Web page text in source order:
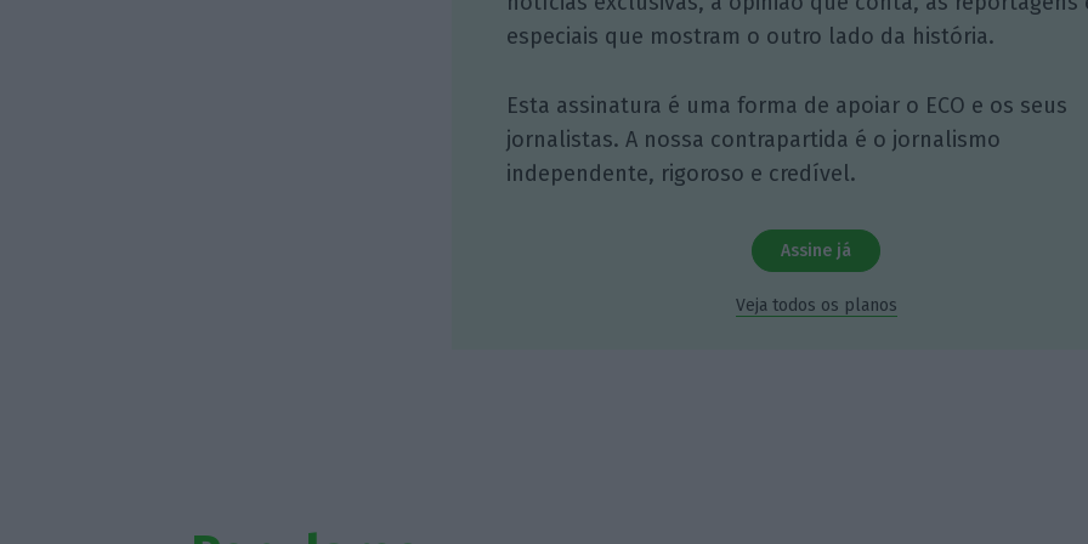
especiais que mostram o outro lado da história.
Esta assinatura é uma forma de apoiar o ECO e os seus
jornalistas. A nossa contrapartida é o jornalismo
independente, rigoroso e credível.
Assine já
Veja todos os planos